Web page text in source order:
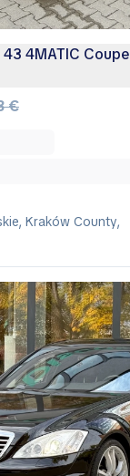
4MATIC Coupe
€
Kraków County,